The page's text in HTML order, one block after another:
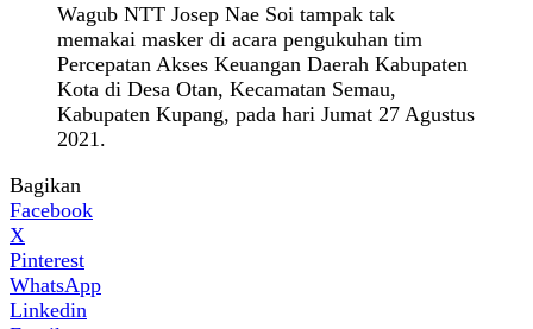
Wagub NTT Josep Nae Soi tampak tak
memakai masker di acara pengukuhan tim
Percepatan Akses Keuangan Daerah Kabupaten
Kota di Desa Otan, Kecamatan Semau,
Kabupaten Kupang, pada hari Jumat 27 Agustus
2021.
Bagikan
Facebook
X
Pinterest
WhatsApp
Linkedin